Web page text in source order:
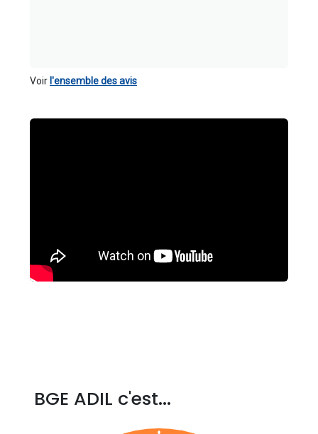
Voir l'ensemble des avis
BGE ADIL c'est...